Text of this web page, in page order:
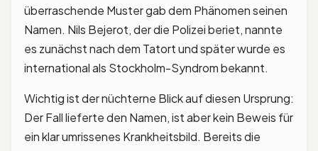
überraschende Muster gab dem Phänomen seinen
Namen. Nils Bejerot, der die Polizei beriet, nannte
es zunächst nach dem Tatort und später wurde es
international als Stockholm-Syndrom bekannt.
Wichtig ist der nüchterne Blick auf diesen Ursprung:
Der Fall lieferte den Namen, ist aber kein Beweis für
ein klar umrissenes Krankheitsbild. Bereits die